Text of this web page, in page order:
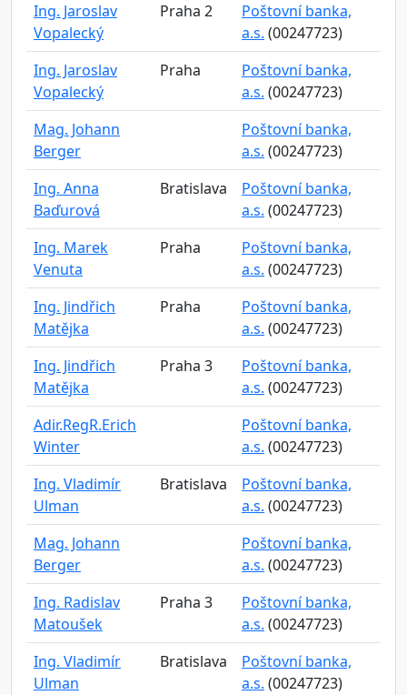
Ing. Jaroslav
Vopalecký
Praha 2
Poštovní banka,
a.s. (00247723)
Ing. Jaroslav
Vopalecký
Praha
Poštovní banka,
a.s. (00247723)
Mag. Johann
Berger
Poštovní banka,
a.s. (00247723)
Ing. Anna
Baďurová
Bratislava
Poštovní banka,
a.s. (00247723)
Ing. Marek
Venuta
Praha
Poštovní banka,
a.s. (00247723)
Ing. Jindřich
Matějka
Praha
Poštovní banka,
a.s. (00247723)
Ing. Jindřich
Matějka
Praha 3
Poštovní banka,
a.s. (00247723)
Adir.RegR.Erich
Winter
Poštovní banka,
a.s. (00247723)
Ing. Vladimír
Ulman
Bratislava
Poštovní banka,
a.s. (00247723)
Mag. Johann
Berger
Poštovní banka,
a.s. (00247723)
Ing. Radislav
Matoušek
Praha 3
Poštovní banka,
a.s. (00247723)
Ing. Vladimír
Ulman
Bratislava
Poštovní banka,
a.s. (00247723)